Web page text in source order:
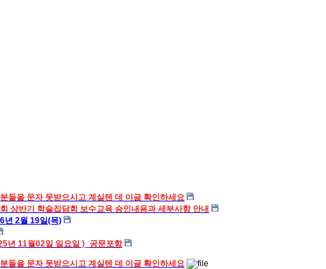
들을 문자 못받으시고 계실텐 데 이글 확인하세요
상반기 학술집담회 보수교육 승인내용과 세부사항 안내
년 2월 19일(목)
년 11월02일 일요일 )_공문포함
들을 문자 못받으시고 계실텐 데 이글 확인하세요